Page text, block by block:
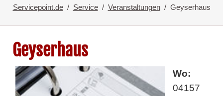
Servicepoint.de Service Veranstaltungen Geyserhaus
Geyserhaus
Wo:
04157